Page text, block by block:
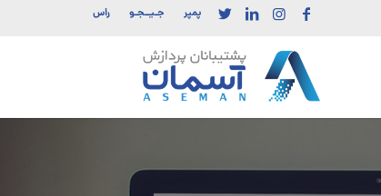
پمپر جـیــجـو راس